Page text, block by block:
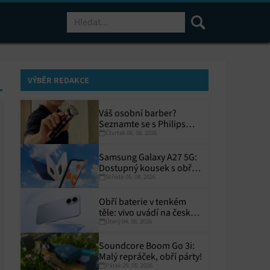
VÝBĚR REDAKCE
Váš osobní barber?
Seznamte se s Philips
i9000 Prestige Ultra
Čtvrtek 06. 08. 2026
Samsung Galaxy A27 5G:
Dostupný kousek s obřím
displejem
Středa 05. 08. 2026
Obří baterie v tenkém
těle: vivo uvádí na český
trh V70 Lite 5G
Úterý 04. 08. 2026
Soundcore Boom Go 3i:
Malý repráček, obří párty!
Pátek 29. 05. 2026